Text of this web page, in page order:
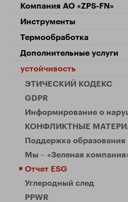
Компания АО «ZPS-FN»
Инструменты
Термообработка
Дополнительные услуги
устойчивость
ЭТИЧЕСКИЙ КОДЕКС
GDPR
Информирование о
КОНФЛИКТНЫЕ
Поддержка образования
Мы – «Зеленая
Отчет ESG
Углеродный след
PPWR